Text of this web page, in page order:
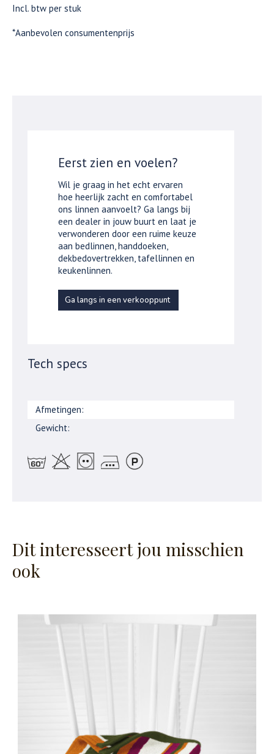
Incl. btw per stuk
*Aanbevolen consumentenprijs
Eerst zien en voelen?
Wil je graag in het echt ervaren
hoe heerlijk zacht en comfortabel
ons linnen aanvoelt? Ga langs bij
een dealer in jouw buurt en laat je
verwonderen door een ruime keuze
aan bedlinnen, handdoeken,
dekbedovertrekken, tafellinnen en
keukenlinnen.
Ga langs in een verkooppunt
Tech specs
Afmetingen:
Gewicht:
Dit interesseert jou misschien
ook